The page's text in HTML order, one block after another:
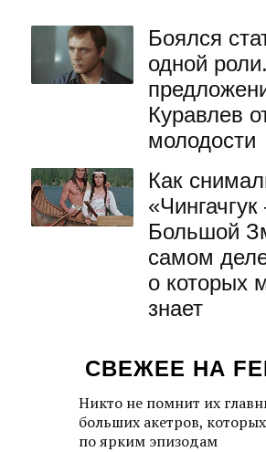
Боялся
одной
Куравлев
молодости
Как
Большой
самом
о которых
знает
СВЕЖЕЕ НА
Никто не помнит их
больших акетров,
по ярким эпизодам